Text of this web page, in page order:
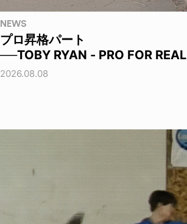
NEWS
プロ昇格パート
──TOBY RYAN - PRO FOR REAL
2026.08.08